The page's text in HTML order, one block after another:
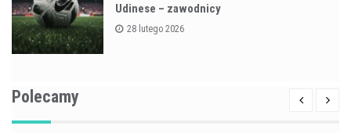
Udinese – zawodnicy
28 lutego 2026
Polecamy